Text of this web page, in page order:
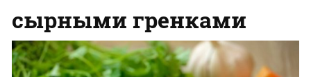
сырными гренками